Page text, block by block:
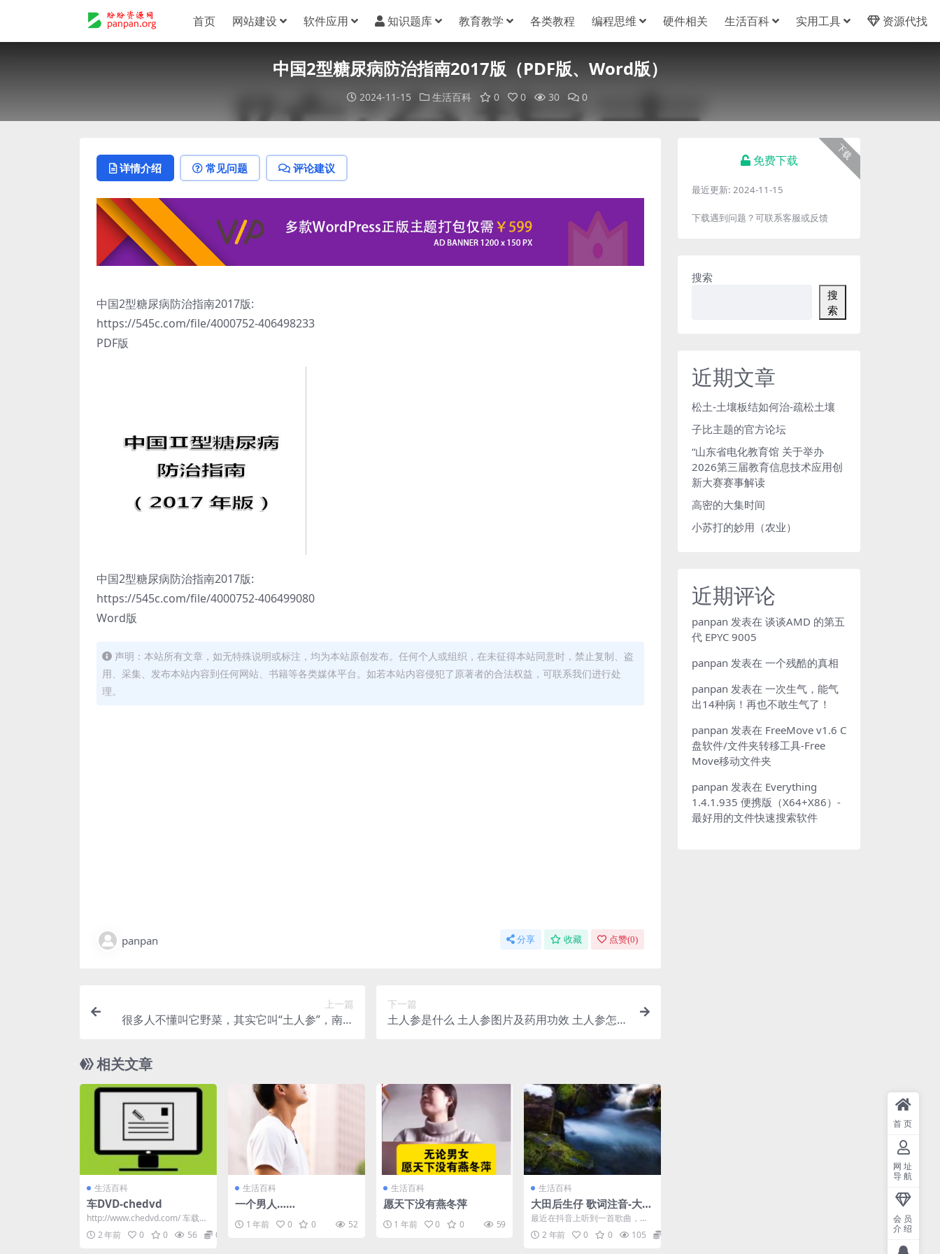
首页 网站建设 软件应用 知识题库 教育教学 各类教程 编程思维 硬件相关 生活百科 实用工具 资源代找
中国2型糖尿病防治指南2017版（PDF版、Word版）
2024-11-15 生活百科 0 0 30 0
详情介绍 常见问题 评论建议
中国2型糖尿病防治指南2017版:
https://545c.com/file/4000752-406498233
PDF版
中国2型糖尿病防治指南2017版:
https://545c.com/file/4000752-406499080
Word版
声明：本站所有文章，如无特殊说明或标注，均为本站原创发布。任何个人或组织，在未征得本站同意时，禁止复制、盗
用、采集、发布本站内容到任何网站、书籍等各类媒体平台。如若本站内容侵犯了原著者的合法权益，可联系我们进行处
理。
panpan 分享 收藏 点赞(0)
上一篇
很多人不懂叫它野菜，其实它叫“土人参”，南方
下一篇
土人参是什么 土人参图片及药用功效 土人参怎么
相关文章
生活百科
车DVD-chedvd
http://www.chedvd.com/ 车载m
v打包下载,高清MP4_AV...
2 年前 0 0 56 0
生活百科
一个男人……
1 年前 0 0 52
生活百科
愿天下没有燕冬萍
1 年前 0 0 59
生活百科
大田后生仔 歌词注音-大田
后生仔谐音唱法
最近在抖音上听到一首歌曲，歌
词是“不怕不怕就不怕，我是年轻
人……”。 做人一辈子...
2 年前 0 0 105
下载
免费下载
最近更新: 2024-11-15
下载遇到问题？可联系客服或反馈
搜索
搜
索
近期文章
松土-土壤板结如何治-疏松土壤
子比主题的官方论坛
“山东省电化教育馆 关于举办
2026第三届教育信息技术应用创
新大赛赛事解读
高密的大集时间
小苏打的妙用（农业）
近期评论
panpan 发表在 谈谈AMD 的第五
代 EPYC 9005
panpan 发表在 一个残酷的真相
panpan 发表在 一次生气，能气
出14种病！再也不敢生气了！
panpan 发表在 FreeMove v1.6 C
盘软件/文件夹转移工具-Free
Move移动文件夹
panpan 发表在 Everything
1.4.1.935 便携版（X64+X86）-
最好用的文件快速搜索软件
首页
网址
导航
会员
介绍